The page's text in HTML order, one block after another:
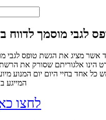
לגבי מוסמך לדווח
אשר מציג את הגשת טופס לגבי
הינו אלגוריתם שסורק את
כל אחד בחיי היום יום המנוע
המייגע
לחצו